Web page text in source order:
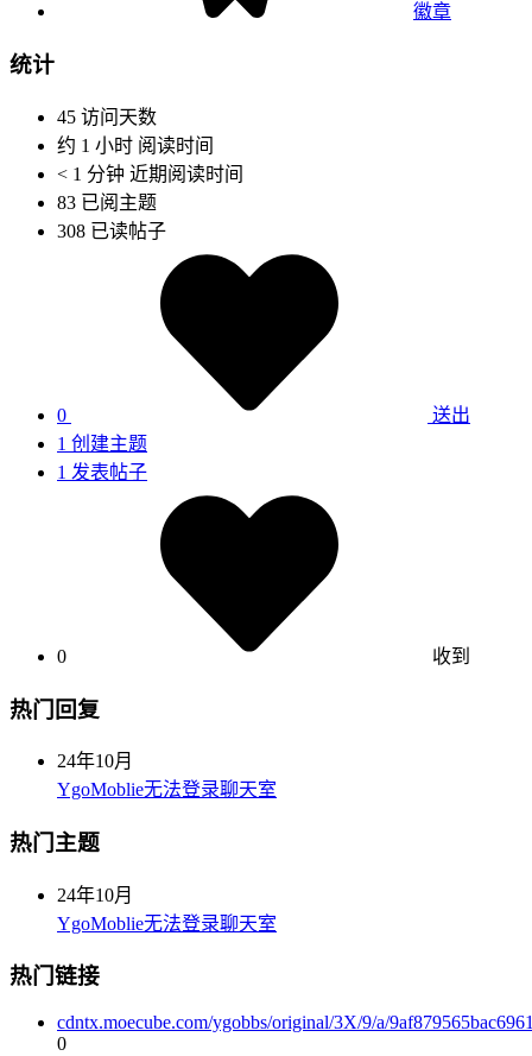
徽章
统计
45 访问天数
约 1 小时 阅读时间
< 1 分钟 近期阅读时间
83 已阅主题
308 已读帖子
0
送出
1 创建主题
1 发表帖子
0 收到
热门回复
24年10月
YgoMoblie无法登录聊天室
热门主题
24年10月
YgoMoblie无法登录聊天室
热门链接
cdntx.moecube.com/ygobbs/original/3X/9/a/
0